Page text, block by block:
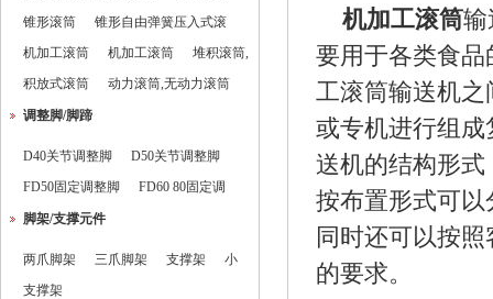
锥形滚筒
锥形自由弹簧压入式滚
机加工滚筒
机加工滚筒
堆积滚筒,
积放式滚筒
动力滚筒,无动力滚筒
调整脚/脚蹄
D40关节调整脚
D50关节调整脚
FD50固定调整脚
FD60 80固定调
脚架/支撑元件
两爪脚架 三爪脚架 支撑架
小
支撑架
机加工滚筒输
要用于各类食
工滚筒输送机
或专机进行组
送机的结构形
按布置形式可
同时还可以按
的要求。